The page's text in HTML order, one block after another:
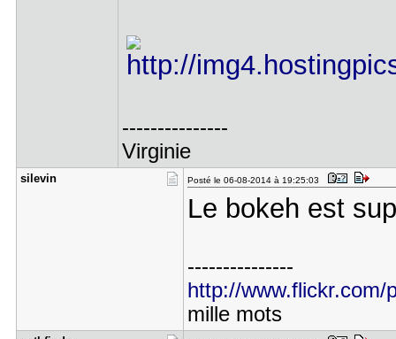
---------------
Virginie
silevin Posté le 06-08-2014 à 19:25:03
Le bokeh est
---------------
http://www.flickr.com/
mille mots